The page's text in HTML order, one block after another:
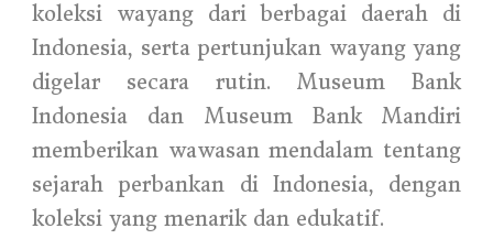
koleksi wayang dari berbagai daerah di
Indonesia, serta pertunjukan wayang yang
digelar secara rutin. Museum Bank
Indonesia dan Museum Bank Mandiri
memberikan wawasan mendalam tentang
sejarah perbankan di Indonesia, dengan
koleksi yang menarik dan edukatif.